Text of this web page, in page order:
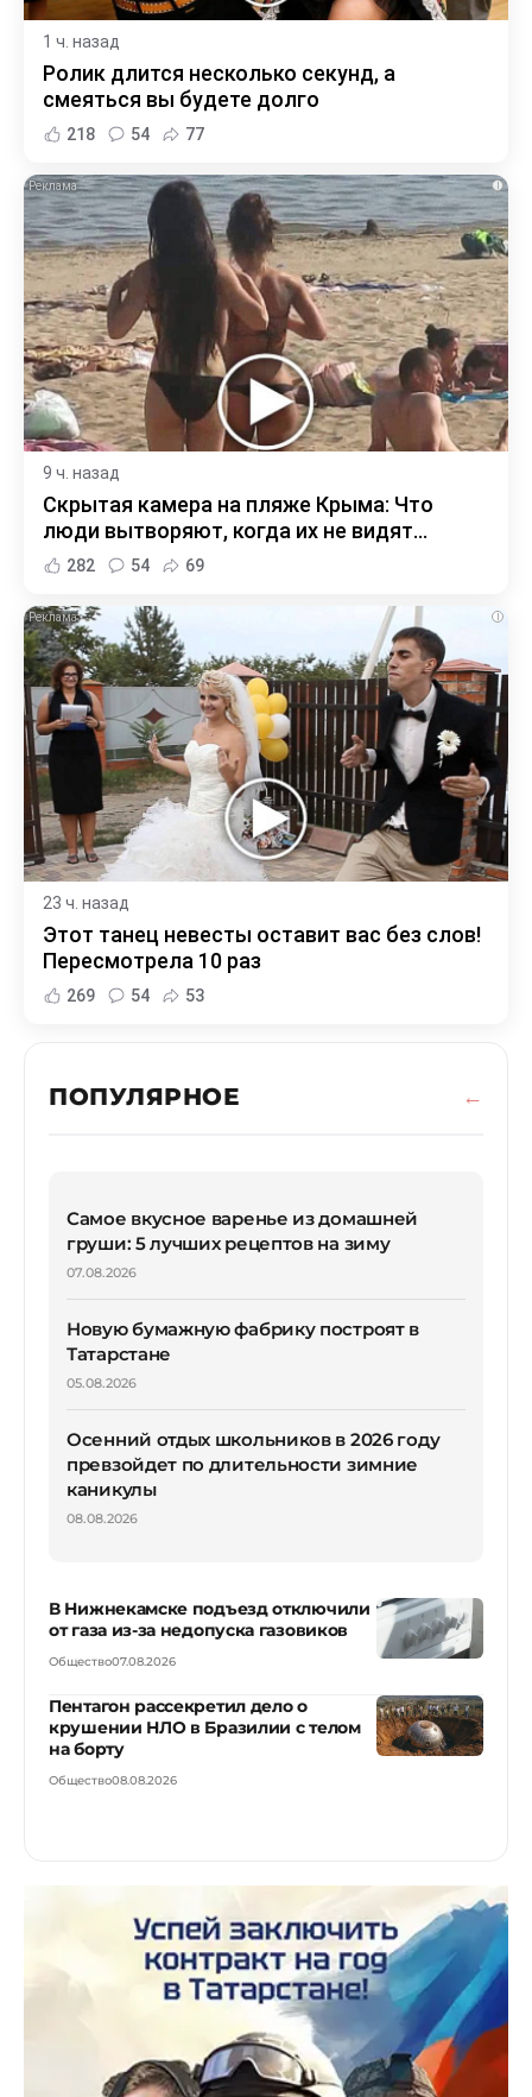
1 ч. назад
Ролик длится несколько секунд, а
смеяться вы будете долго
218 54 77
i
9 ч. назад
Скрытая камера на пляже Крыма: Что
люди вытворяют, когда их не видят...
282 54 69
i
23 ч. назад
Этот танец невесты оставит вас без слов!
Пересмотрела 10 раз
269 54 53
ПОПУЛЯРНОЕ
Самое вкусное варенье из домашней
груши: 5 лучших рецептов на зиму
07.08.2026
Новую бумажную фабрику построят в
Татарстане
05.08.2026
Осенний отдых школьников в 2026 году
превзойдет по длительности зимние
каникулы
08.08.2026
В Нижнекамске подъезд отключили
от газа из-за недопуска газовиков
Общество07.08.2026
Пентагон рассекретил дело о
крушении НЛО в Бразилии с телом
на борту
Общество08.08.2026